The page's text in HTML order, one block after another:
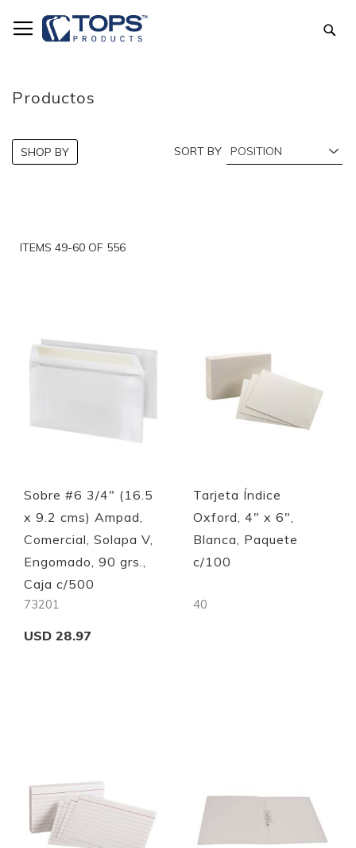
to
Content
Productos
ITEMS 49-60 OF 556
SORT BY
Sobre #6 3/4" (16.5
x 9.2 cms) Ampad,
Comercial, Solapa V,
Engomado, 90 grs.,
Caja c/500
73201
USD 28.97
Quickview
Tarjeta Índice
Oxford, 4" x 6",
Blanca, Paquete
c/100
40
Quickview
SHOP BY